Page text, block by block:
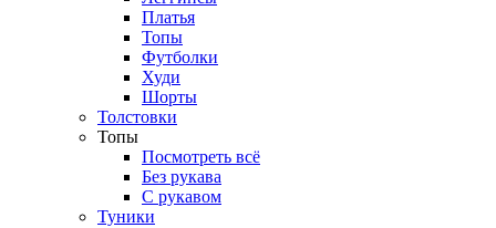
Платья
Топы
Футболки
Худи
Шорты
Толстовки
Топы
Посмотреть всё
Без рукава
С рукавом
Туники